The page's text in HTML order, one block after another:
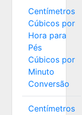
Centímetros
Cúbicos por
Hora para
Pés
Cúbicos por
Minuto
Conversão
Centímetros